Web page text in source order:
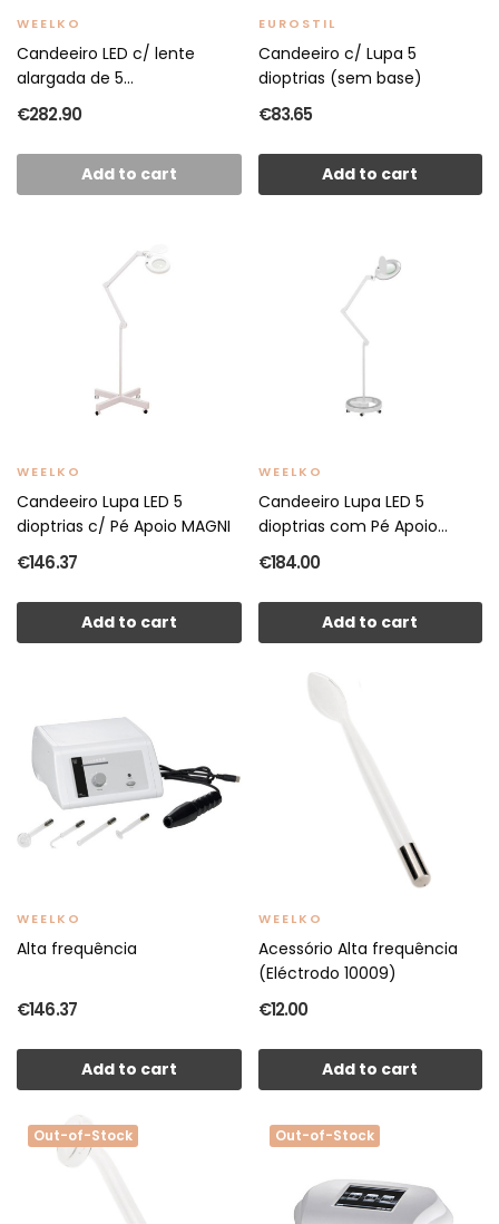
WEELKO
Candeeiro LED c/ lente
alargada de 5...
€282.90
Add to cart
EUROSTIL
Candeeiro c/ Lupa 5
dioptrias (sem base)
€83.65
Add to cart
WEELKO
Candeeiro Lupa LED 5
dioptrias c/ Pé Apoio MAGNI
€146.37
Add to cart
WEELKO
Candeeiro Lupa LED 5
dioptrias com Pé Apoio
MEGA+
€184.00
Add to cart
WEELKO
Alta frequência
€146.37
Add to cart
WEELKO
Acessório Alta frequência
(Eléctrodo 10009)
€12.00
Add to cart
Out-of-Stock Out-of-Stock